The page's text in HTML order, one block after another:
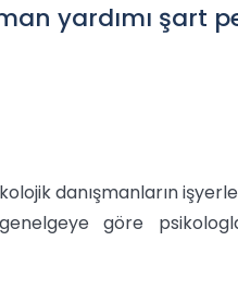
yardımı şart
danışmanların
göre